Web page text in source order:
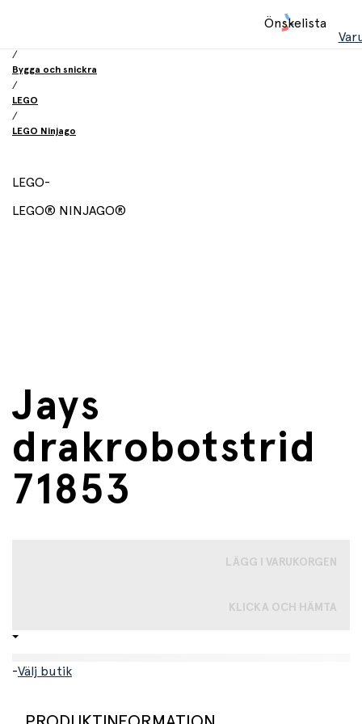
Önskelista
/
Bygga och snickra
/
LEGO
/
LEGO Ninjago
LEGO-
LEGO® NINJAGO®
Jays
drakrobotstrid
71853
LÄGG I VARUKORGEN
KLICKA OCH HÄMTA
-Välj butik